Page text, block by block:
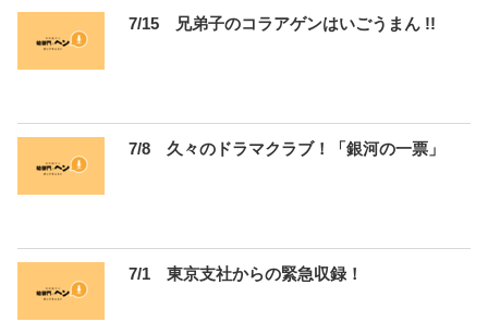
7/15 兄弟子のコラアゲンはいごうまん !!
7/8 久々のドラマクラブ！「銀河の一票」
7/1 東京支社からの緊急収録！